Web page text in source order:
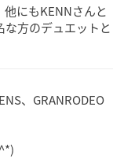
にもKENNさんと
方のデュエットと
、GRANRODEO